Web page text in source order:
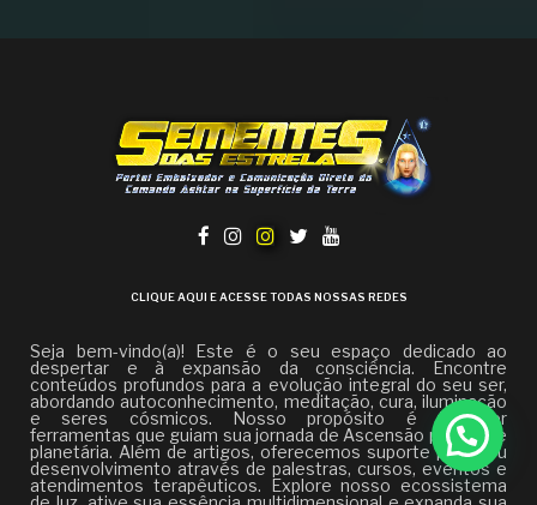
CLIQUE AQUI E ACESSE TODAS NOSSAS REDES
Seja bem-vindo(a)! Este é o seu espaço dedicado ao
despertar e à expansão da consciência. Encontre
conteúdos profundos para a evolução integral do seu ser,
abordando autoconhecimento, meditação, cura, iluminação
e seres cósmicos. Nosso propósito é fornecer
ferramentas que guiam sua jornada de Ascensão pessoal e
planetária. Além de artigos, oferecemos suporte para seu
desenvolvimento através de palestras, cursos, eventos e
atendimentos terapêuticos. Explore nosso ecossistema